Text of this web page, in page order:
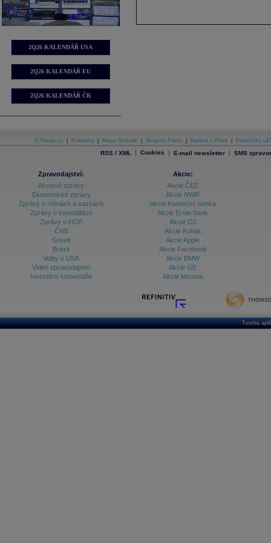
2Q26 KALENDÁŘ USA
2Q26 KALENDÁŘ EU
2Q26 KALENDÁŘ ČR
O Patria.cz Reklama Mapa Stránek Skupina Patria Kariéra v Patrii Podmínky
RSS / XML | Cookies | E-mail newsletter | SMS
Zpravodajství:
Akciové zprávy
Ekonomické zprávy
Zprávy o měnách a sazbách
Zprávy o komoditách
Zprávy o HDP
ČNB
Grexit
Brexit
Volby v USA
Video zpravodajství
Investiční komentáře
Akcie:
Akcie ČEZ
Akcie NWR
Akcie Komerční banka
Akcie Erste Bank
Akcie O2
Akcie Kofola
Akcie Apple
Akcie Facebook
Akcie BMW
Akcie GE
Akcie Moneta
Tvorba